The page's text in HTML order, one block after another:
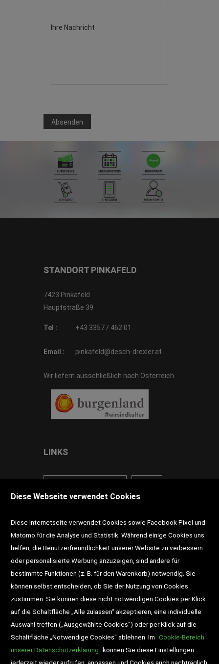
Ihre Nachricht
Absenden
STANDORT PINKAFELD
7423 Pinkafeld
Hauptstraße 39
Tel : +43 3357 / 462 01
Email : pinkafeld@desch-drexler.at
Wir liefern ausschließlich nach Österreich
LINKS
DD-Magazin Buchtipps
Newsletter Schultaschen
Veranstaltungen
Diese Webseite verwendet Cookies
Diese Internetseite verwendet Cookies sowie Facebook Pixel und
Matomo für die Analyse und Statistik. Während einige Cookies uns
helfen, die Benutzerfreundlichkeit unserer Website zu verbessern
oder personalisierte Werbung anzuzeigen, sind andere für
bestimmte Funktionen (z. B. für den Warenkorb) notwendig. Sie
können selbst entscheiden, ob Sie der Nutzung von Cookies
zustimmen. Sie können diese nicht notwendigen Cookies per Klick
auf die Schaltfläche „Alle zulassen“ akzeptieren, eine individuelle
Auswahl treffen („Ausgewählte Cookies“) oder per Klick auf die
Schaltfläche „Notwendige Cookies“ ablehnen. Im Cookie-Bereich
unserer Datenschutzerklärung können Sie diese Einstellungen
jederzeit wieder aufrufen, anpassen und Cookies auch nachträglich